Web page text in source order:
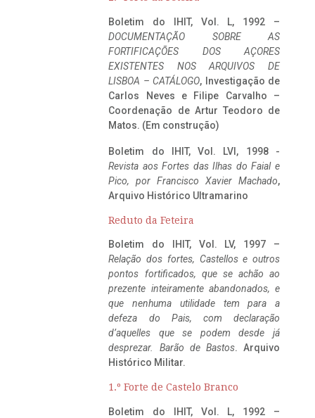
Boletim do IHIT, Vol. L, 1992 –
DOCUMENTAÇÃO SOBRE AS
FORTIFICAÇÕES DOS AÇORES
EXISTENTES NOS ARQUIVOS DE
LISBOA – CATÁLOGO, Investigação de
Carlos Neves e Filipe Carvalho –
Coordenação de Artur Teodoro de
Matos. (Em construção)
Boletim do IHIT, Vol. LVI, 1998 -
Revista aos Fortes das Ilhas do Faial e
Pico, por Francisco Xavier Machado,
Arquivo Histórico Ultramarino
Reduto da Feteira
Boletim do IHIT, Vol. LV, 1997 –
Relação dos fortes, Castellos e outros
pontos fortificados, que se achão ao
prezente inteiramente abandonados, e
que nenhuma utilidade tem para a
defeza do Pais, com declaração
d’aquelles que se podem desde já
desprezar. Barão de Bastos. Arquivo
Histórico Militar.
1.º Forte de Castelo Branco
Boletim do IHIT, Vol. L, 1992 –